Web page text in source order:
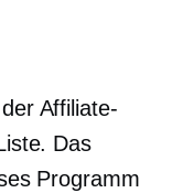
Affiliate-
Das
Programm